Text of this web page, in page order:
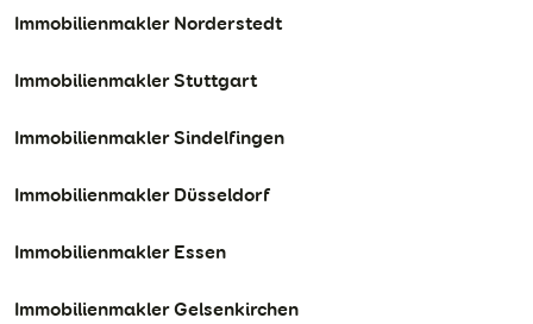
Immobilienmakler Norderstedt
Immobilienmakler Stuttgart
Immobilienmakler Sindelfingen
Immobilienmakler Düsseldorf
Immobilienmakler Essen
Immobilienmakler Gelsenkirchen